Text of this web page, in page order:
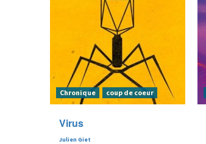
Chronique coup de coeur
Virus
Julien Giet